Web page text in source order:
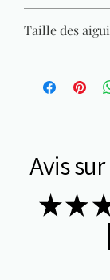
Taille des
Avis
★★